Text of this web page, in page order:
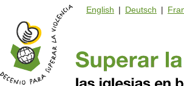
English | Deutsch |